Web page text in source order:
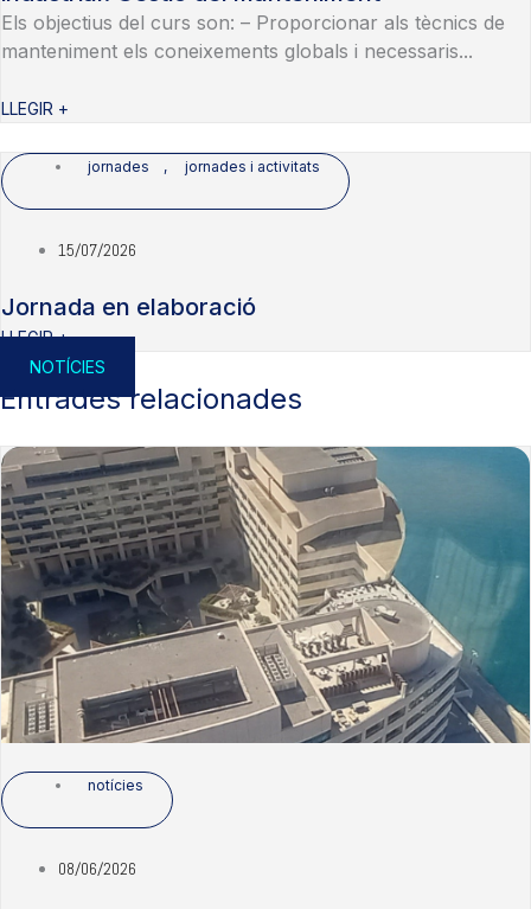
Els objectius del curs son: – Proporcionar als tècnics de
manteniment els coneixements globals i necessaris...
LLEGIR +
jornades , jornades i activitats
15/07/2026
Jornada en elaboració
LLEGIR +
NOTÍCIES
Entrades relacionades
notícies
08/06/2026